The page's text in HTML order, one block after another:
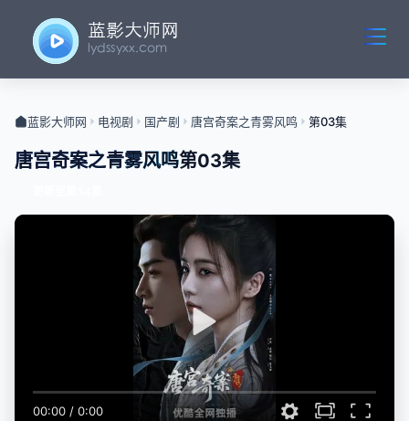
蓝影大师网 电视剧 国产剧 唐宫奇案之青雾风鸣 第03集
唐宫奇案之青雾风鸣第03集
00:00 / 0:00